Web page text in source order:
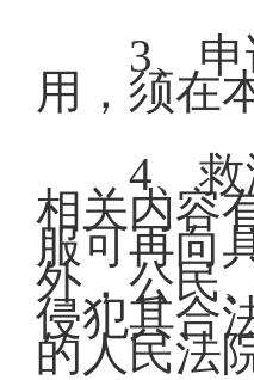
3、
用，须在
4、
相关内容
服可再向
外，公民
侵犯其合
的人民法